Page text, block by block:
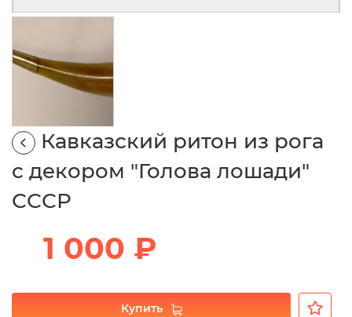
Кавказский ритон из рога
с декором "Голова лошади"
СССР
1 000 ₽
Купить